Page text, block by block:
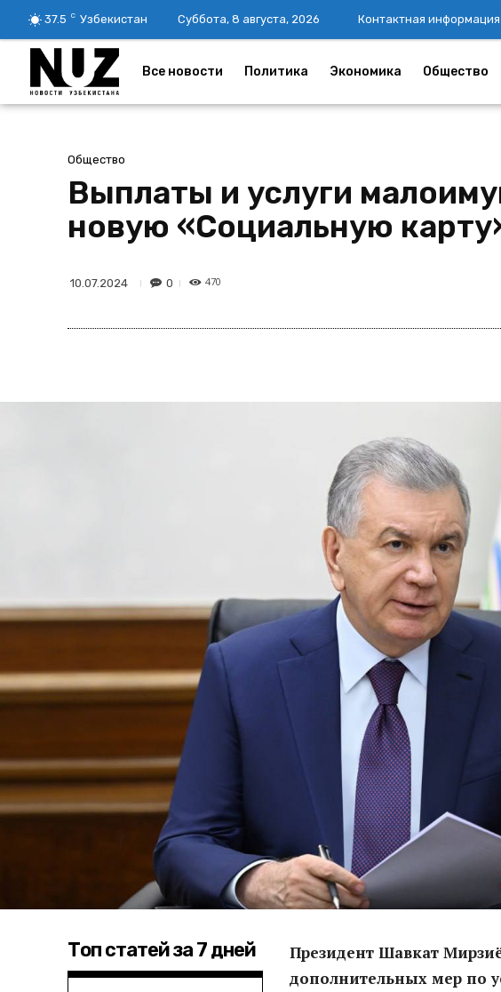
37.5 C Узбекистан Суббота, 8 августа, 2026 Контактная информация
Все новости Политика Экономика Общество
Общество
Выплаты и услуги
новую «Социальную
10.07.2024 0 470
Топ статей за 7 дней
Президент Шавкат
дополнительных мер по